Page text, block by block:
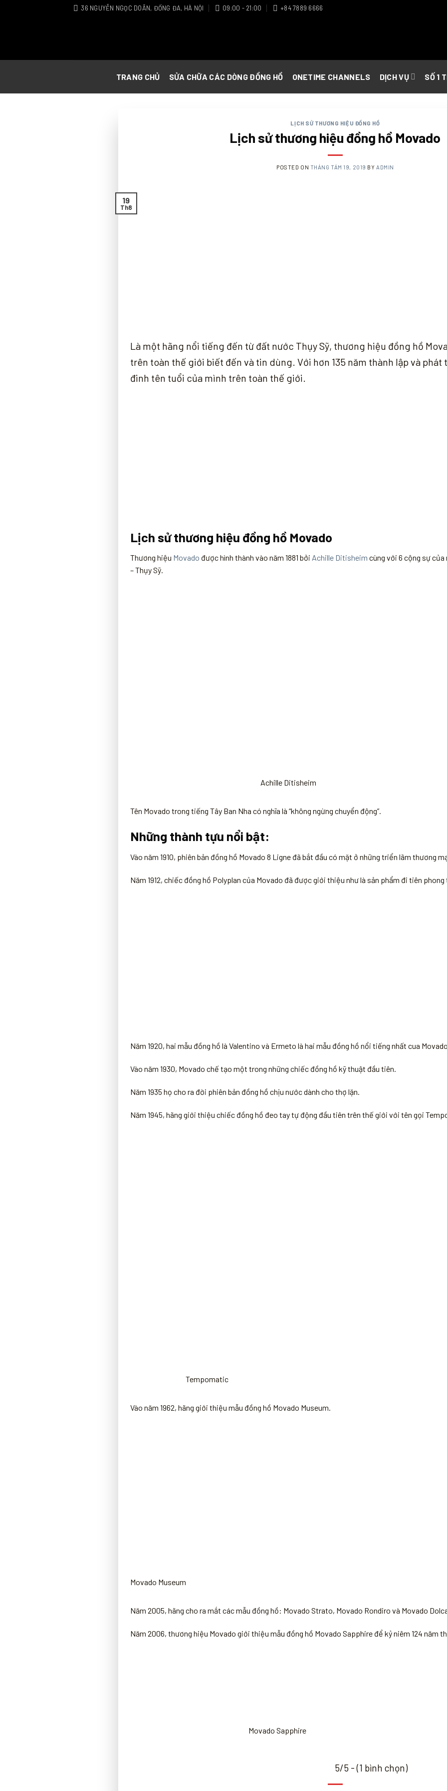
36 NGUYỄN NGỌC DOÃN, ĐỐNG ĐA, HÀ NỘI 09:00 - 21:00 +84 7889 6666
TRANG CHỦ SỬA CHỮA CÁC DÒNG ĐỒNG HỒ ONETIME CHANNELS DỊCH VỤ SỐ 1
LỊCH SỬ THƯƠNG HIỆU ĐỒNG HỒ
Lịch sử thương hiệu đồng hồ Movado
POSTED ON THÁNG TÁM 19, 2019 BY ADMIN
19
Th8
Là một hãng nổi tiếng đến từ đất nước Thụy Sỹ, thương hiệu đồng hồ
trên toàn thế giới biết đến và tin dùng. Với hơn 135 năm thành lập và phát
đinh tên tuổi của mình trên toàn thế giới.
Lịch sử thương hiệu đồng hồ Movado
Thương hiệu Movado được hình thành vào năm 1881 bởi Achille Ditisheim cùng với 6 cộng sự
– Thụy Sỹ.
Achille Ditisheim
Tên Movado trong tiếng Tây Ban Nha có nghĩa là “không ngừng chuyển động”.
Những thành tựu nổi bật:
Vào năm 1910, phiên bản đồng hồ Movado 8 Ligne đã bắt đầu có mặt ở những triển lãm thương
Năm 1912, chiếc đồng hồ Polyplan của Movado đã được giới thiệu như là sản phẩm đi tiên
Năm 1920, hai mẫu đồng hồ là Valentino và Ermeto là hai mẫu đồng hồ nổi tiếng nhất cua
Vào năm 1930, Movado chế tạo một trong những chiếc đồng hồ kỹ thuật đầu tiên.
Năm 1935 họ cho ra đời phiên bản đồng hồ chịu nước dành cho thợ lặn.
Năm 1945, hãng giới thiệu chiếc đồng hồ đeo tay tự động đầu tiên trên thế giới với tên gọi
Tempomatic
Vào năm 1962, hãng giới thiệu mẫu đồng hồ Movado Museum.
Movado Museum
Năm 2005, hãng cho ra mắt các mẫu đồng hồ: Movado Strato, Movado Rondiro và Movado
Năm 2006, thương hiệu Movado giới thiệu mẫu đồng hồ Movado Sapphire để kỷ niêm 124 năm
Movado Sapphire
5/5 - (1 bình chọn)